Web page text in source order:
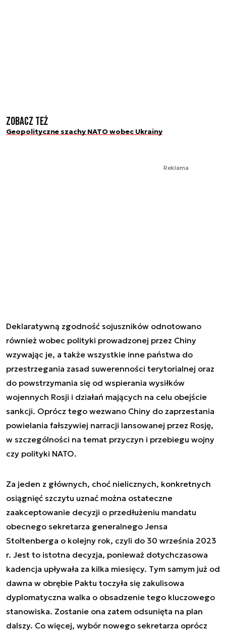
Zobacz też
Geopolityczne szachy NATO wobec Ukrainy
Reklama
Deklaratywną zgodność sojuszników odnotowano
również wobec polityki prowadzonej przez Chiny
wzywając je, a także wszystkie inne państwa do
przestrzegania zasad suwerenności terytorialnej oraz
do powstrzymania się od wspierania wysiłków
wojennych Rosji i działań mających na celu obejście
sankcji. Oprócz tego wezwano Chiny do zaprzestania
powielania fałszywiej narracji lansowanej przez Rosję,
w szczególności na temat przyczyn i przebiegu wojny
czy polityki NATO.
Za jeden z głównych, choć nielicznych, konkretnych
osiągnięć szczytu uznać można ostateczne
zaakceptowanie decyzji o przedłużeniu mandatu
obecnego sekretarza generalnego Jensa
Stoltenberga o kolejny rok, czyli do 30 września 2023
r. Jest to istotna decyzja, ponieważ dotychczasowa
kadencja upływała za kilka miesięcy. Tym samym już od
dawna w obrębie Paktu toczyła się zakulisowa
dyplomatyczna walka o obsadzenie tego kluczowego
stanowiska. Zostanie ona zatem odsunięta na plan
dalszy. Co więcej, wybór nowego sekretarza oprócz